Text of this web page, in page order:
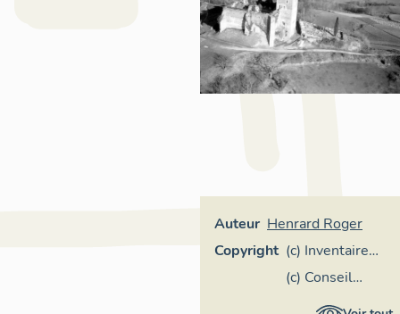
Auteur Henrard Roger
Copyright (c) Inventaire
général Région
Occitanie
(c) Conseil
départemental